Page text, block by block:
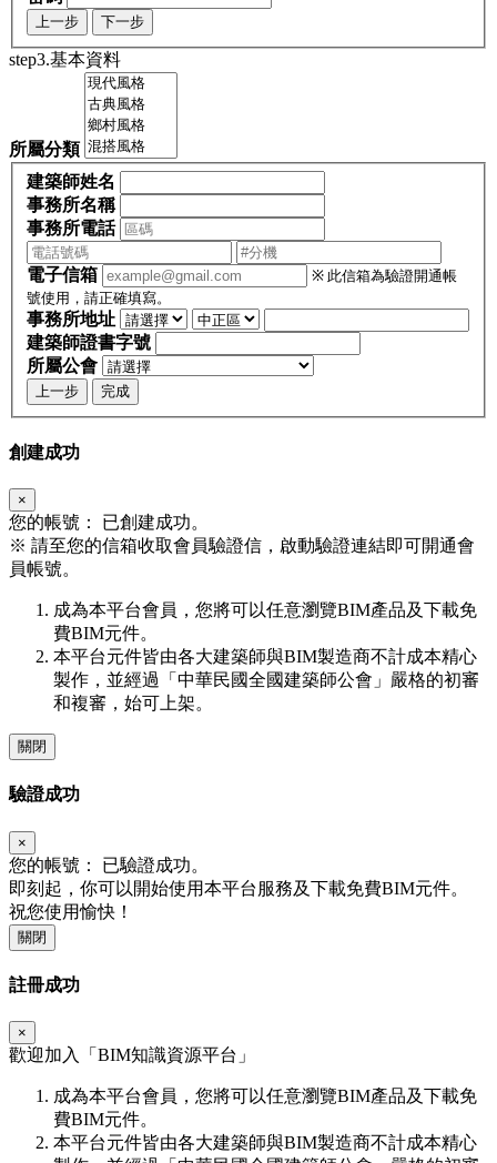
上一步 下一步
step3.基本資料
所屬分類
建築師姓名
事務所名稱
事務所電話
電子信箱
※ 此信箱為驗證開通帳
號使用，請正確填寫。
事務所地址
建築師證書字號
所屬公會
上一步 完成
創建成功
×
您的帳號：
已創建成功。
※ 請至您的信箱收取會員驗證信，啟動驗證連結即可開通會
員帳號。
成為本平台會員，您將可以任意瀏覽BIM產品及下載免
費BIM元件。
本平台元件皆由各大建築師與BIM製造商不計成本精心
製作，並經過「中華民國全國建築師公會」嚴格的初審
和複審，始可上架。
關閉
驗證成功
×
您的帳號：
已驗證成功。
即刻起，你可以開始使用本平台服務及下載免費BIM元件。
祝您使用愉快！
關閉
註冊成功
×
歡迎加入「 BIM知識資源平台」
成為本平台會員，您將可以任意瀏覽BIM產品及下載免
費BIM元件。
本平台元件皆由各大建築師與BIM製造商不計成本精心